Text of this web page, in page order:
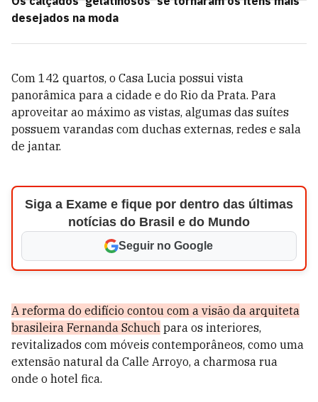
desejados na moda
Com 142 quartos, o Casa Lucia possui vista
panorâmica para a cidade e do Rio da Prata. Para
aproveitar ao máximo as vistas, algumas das suítes
possuem varandas com duchas externas, redes e sala
de jantar.
Siga a Exame e fique por dentro das últimas
notícias do Brasil e do Mundo
Seguir no Google
A reforma do edifício contou com a visão da arquiteta
brasileira Fernanda Schuch para os interiores,
revitalizados com móveis contemporâneos, como uma
extensão natural da Calle Arroyo, a charmosa rua
onde o hotel fica.